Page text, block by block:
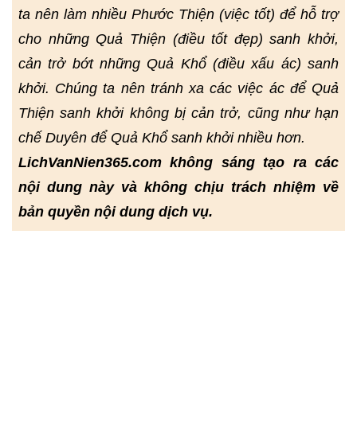
ta nên làm nhiều Phước Thiện (việc tốt) để hỗ trợ
cho những Quả Thiện (điều tốt đẹp) sanh khởi,
cản trở bớt những Quả Khổ (điều xấu ác) sanh
khởi. Chúng ta nên tránh xa các việc ác để Quả
Thiện sanh khởi không bị cản trở, cũng như hạn
chế Duyên để Quả Khổ sanh khởi nhiều hơn.
LichVanNien365.com không sáng tạo ra các
nội dung này và không chịu trách nhiệm về
bản quyền nội dung dịch vụ.